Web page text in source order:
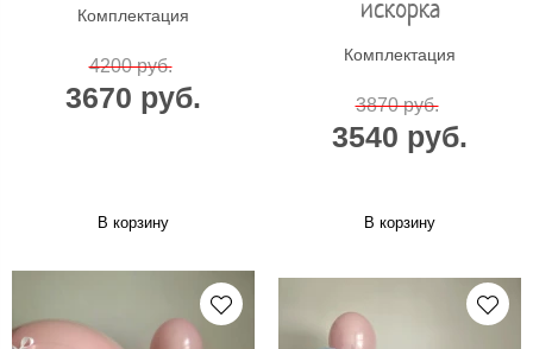
Комплектация
4200 руб.
3670 руб.
В корзину
искорка
Комплектация
3870 руб.
3540 руб.
В корзину